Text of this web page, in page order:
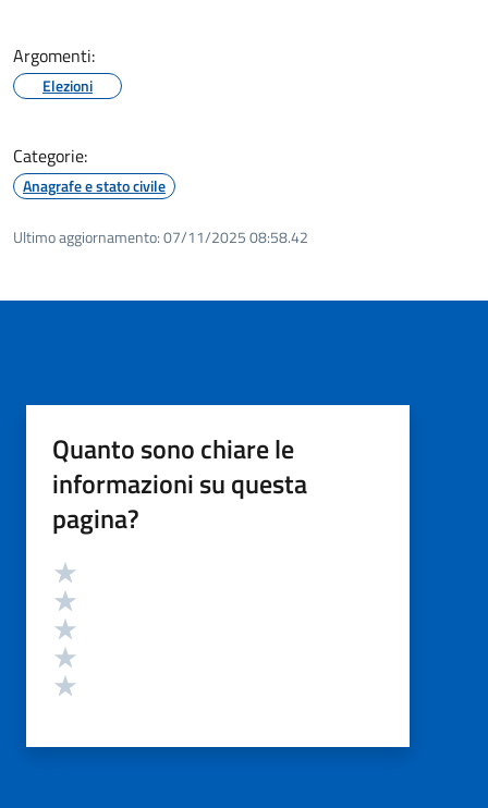
Argomenti:
Elezioni
Categorie:
Anagrafe e stato civile
Ultimo aggiornamento:07/11/2025 08:58.42
Quanto sono chiare le
informazioni su questa
pagina?
Valutazione